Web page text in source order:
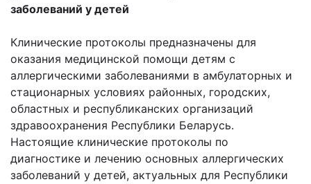
заболеваний у детей
Клинические протоколы предназначены для
оказания медицинской помощи детям с
аллергическими заболеваниями в амбулаторных и
стационарных условиях районных, городских,
областных и республиканских организаций
здравоохранения Республики Беларусь.
Настоящие клинические протоколы по
диагностике и лечению основных аллергических
заболеваний у детей, актуальных для Республики